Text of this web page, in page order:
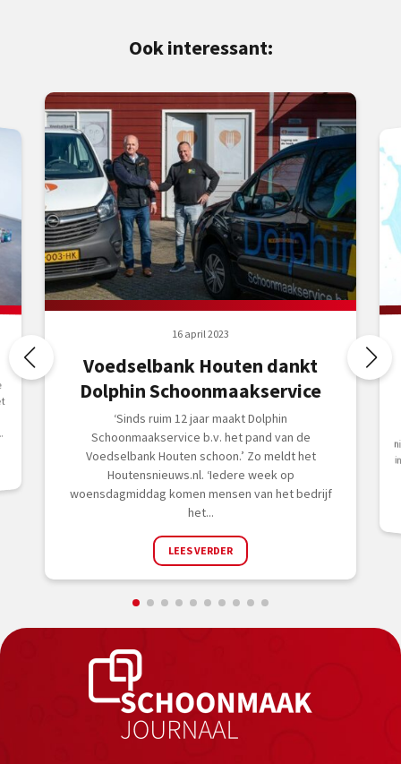
Ook interessant:
16 april 2023
Voedselbank Houten dankt
Dolphin Schoonmaakservice
‘Sinds ruim 12 jaar maakt Dolphin
Schoonmaakservice b.v. het pand van de
Voedselbank Houten schoon.’ Zo meldt het
Houtensnieuws.nl. ‘Iedere week op
woensdagmiddag komen mensen van het bedrijf
het...
LEES VERDER